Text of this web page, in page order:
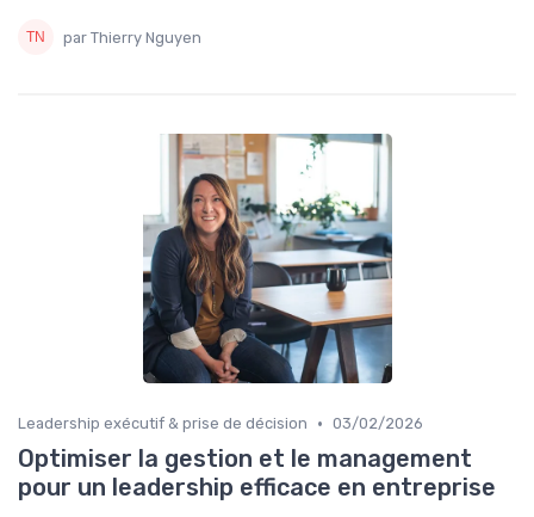
par Thierry Nguyen
Leadership exécutif & prise de décision • 03/02/2026
Optimiser la gestion et le management
pour un leadership efficace en entreprise